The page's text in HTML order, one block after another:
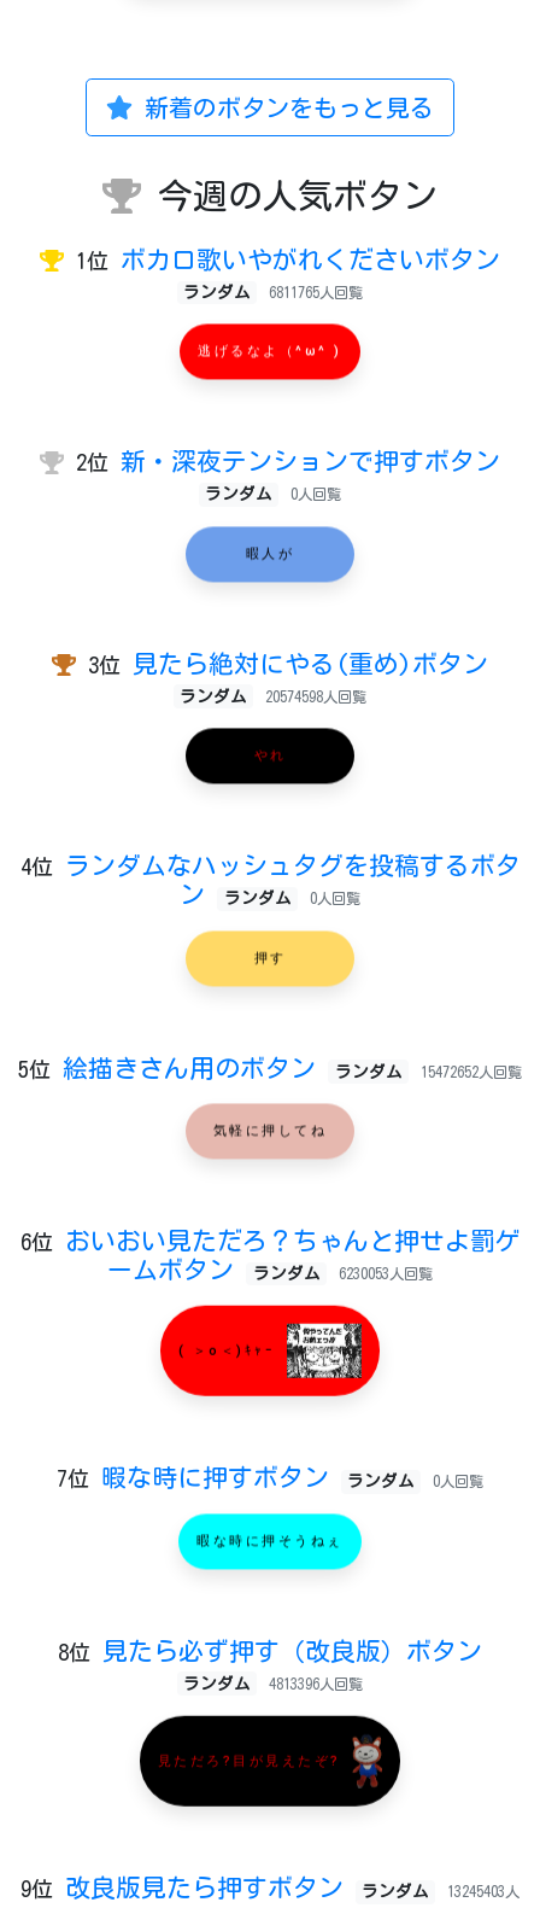
新着のボタンをもっと見る
今週の人気ボタン
1位 ボカロ歌いやがれくださいボタン
ランダム 6811765人回覧
逃げるなよ（^ω^ )
2位 新・深夜テンションで押すボタン
ランダム 0人回覧
暇人が
3位 見たら絶対にやる(重め)ボタン
ランダム 20574598人回覧
やれ
4位
ランダムなハッシュタグを投稿するボタ
ン
ランダム 0人回覧
押す
5位 絵描きさん用のボタン ランダム 15472652人回覧
気軽に押してね
6位
おいおい見ただろ？ちゃんと押せよ罰ゲ
ームボタン
ランダム 6230053人回覧
( ＞o＜)ｷｬｰ
7位 暇な時に押すボタン ランダム 0人回覧
暇な時に押そうねぇ
8位 見たら必ず押す（改良版）ボタン
ランダム 4813396人回覧
見ただろ?目が見えたぞ?
9位 改良版見たら押すボタン ランダム 13245403人